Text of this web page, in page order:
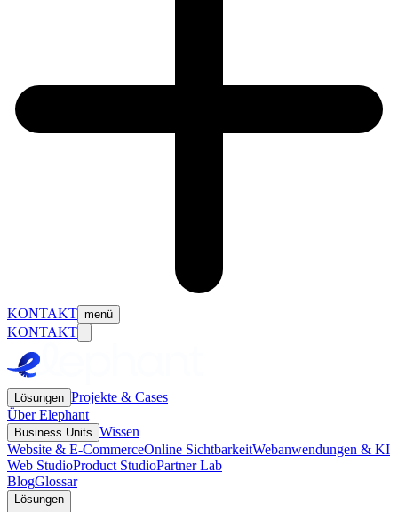
KONTAKT menü
KONTAKT
Lösungen Projekte & Cases
Über Elephant
Business Units Wissen
Website & E-CommerceOnline SichtbarkeitWebanwendungen & KI
Web StudioProduct StudioPartner Lab
BlogGlossar
Lösungen